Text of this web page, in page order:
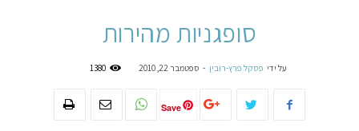
סופגניות מהירות
על ידי פסקל פרץ-רובין - ספטמבר 22, 2010 1380
Save